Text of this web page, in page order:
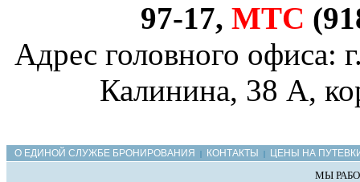
97-17, МТС
Адрес головного офиса:
Калинина, 38 А,
О ЕДИНОЙ СЛУЖБЕ БРОНИРОВАНИЯ | КОНТАКТЫ |
ЦЕНЫ НА
МЫ